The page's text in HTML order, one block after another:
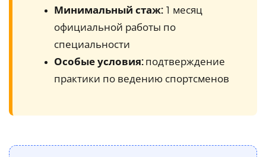
Минимальный стаж:1 месяц
официальной работы по
специальности
Особые условия:подтверждение
практики по ведению спортсменов